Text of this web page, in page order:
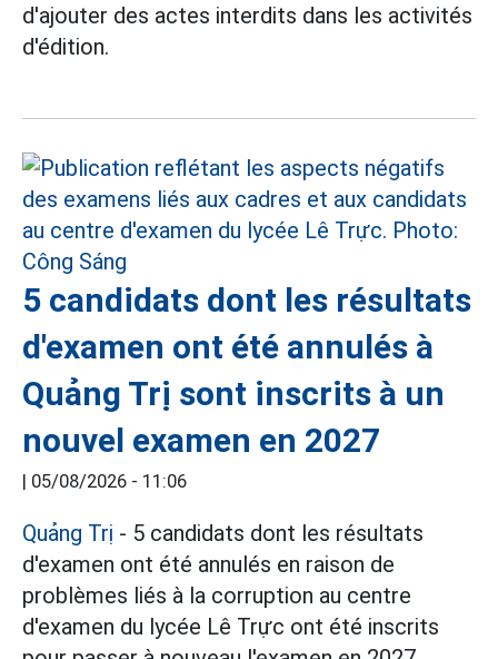
d'ajouter des actes interdits dans les activités
d'édition.
5 candidats dont les résultats
d'examen ont été annulés à
Quảng Trị sont inscrits à un
nouvel examen en 2027
| 05/08/2026 - 11:06
Quảng Trị - 5 candidats dont les résultats
d'examen ont été annulés en raison de
problèmes liés à la corruption au centre
d'examen du lycée Lê Trực ont été inscrits